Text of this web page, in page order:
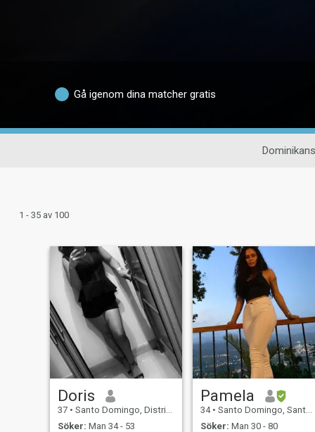
Gå igenom dina matcher gratis
1 - 35 av 100
Doris
37 • Santo Domingo, Distrito Nacional, Dominikanska Rep.
Söker: Man 34 - 53
Pamela
34 • Santo Domingo, Santo Domingo, Dominikanska Rep.
Söker: Man 30 - 80